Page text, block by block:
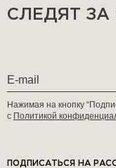
СЛЕДЯТ ЗА
Нажимая на кнопку
с Политикой
ПОДПИСАТЬСЯ НА